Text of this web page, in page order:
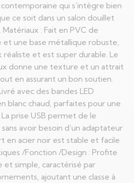
qui s’intègre bien
ce soit dans un salon douillet
Matériaux : Fait en PVC de
une base métallique robuste,
réaliste et est super durable. Le
donne une texture et un attrait
en assurant un bon soutien.
avec des bandes LED
blanc chaud, parfaites pour une
prise USB permet de le
avoir besoin d’un adaptateur
en acier noir est stable et facile
/Fonction /Design : Profite
et simple, caractérisé par
ajoutant une classe à